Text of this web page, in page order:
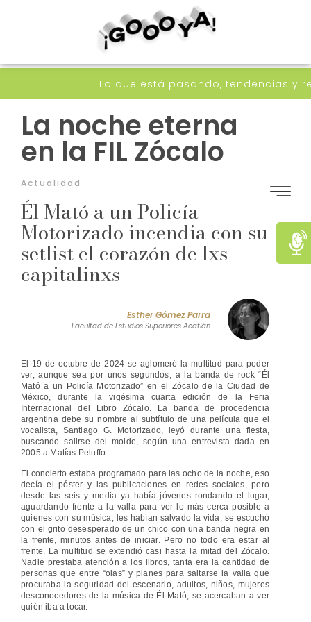
Lo que está pasando, tendencias y
La noche eterna
en la FIL Zócalo
Actualidad
Él Mató a un Policía
Motorizado incendia con su
setlist el corazón de lxs
capitalinxs
Esther Gómez Parra
Facultad de Estudios Superiores Acatlán
El 19 de octubre de 2024 se aglomeró la multitud para poder
ver, aunque sea por unos segundos, a la banda de rock “Él
Mató a un Policía Motorizado” en el Zócalo de la Ciudad de
México, durante la vigésima cuarta edición de la Feria
Internacional del Libro Zócalo. La banda de procedencia
argentina debe su nombre al subtítulo de una película que el
vocalista, Santiago G. Motorizado, leyó durante una fiesta,
buscando salirse del molde, según una entrevista dada en
2005 a Matías Peluffo.
El concierto estaba programado para las ocho de la noche, eso
decía el póster y las publicaciones en redes sociales, pero
desde las seis y media ya había jóvenes rondando el lugar,
aguardando frente a la valla para ver lo más cerca posible a
quienes con su música, les habían salvado la vida, se escuchó
con el grito desesperado de un chico con una banda negra en
la frente, minutos antes de iniciar. Pero no todo era estar al
frente. La multitud se extendió casi hasta la mitad del Zócalo.
Nadie prestaba atención a los libros, tanta era la cantidad de
personas que entre “olas” y planes para saltarse la valla que
procuraba la seguridad del escenario, adultos, niños, mujeres
desconocedores de la música de Él Mató, se acercaban a ver
quién iba a tocar.